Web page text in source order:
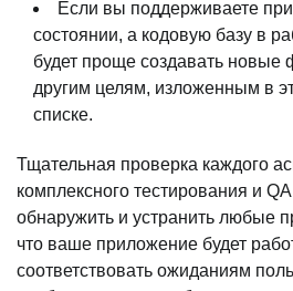
Если вы поддерживаете
состоянии, а кодовую базу в
будет проще создавать новые
другим целям, изложенным в
списке.
Тщательная проверка каждого
комплексного тестирования и
обнаружить и устранить любые
что ваше приложение будет
соответствовать ожиданиям